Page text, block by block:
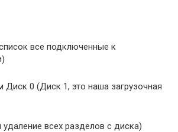
все подключенные к
Диск 0 (Диск 1, это наша загрузочная
всех разделов с диска)